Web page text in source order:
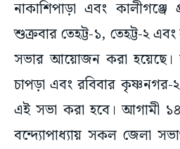
নাকাশিপাড়া এবং কালীগঞ্জে
শুক্রবার তেহট্ট-১, তেহট্ট-২
সভার আয়োজন করা হয়েছে।
চাপড়া এবং রবিবার
এই সভা করা হবে। আগামী ১৪
বন্দ্যোপাধ্যায় সকল জেলা